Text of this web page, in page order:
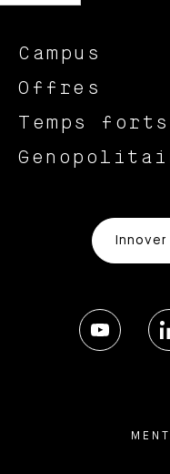
Campus
Offres
Temps forts